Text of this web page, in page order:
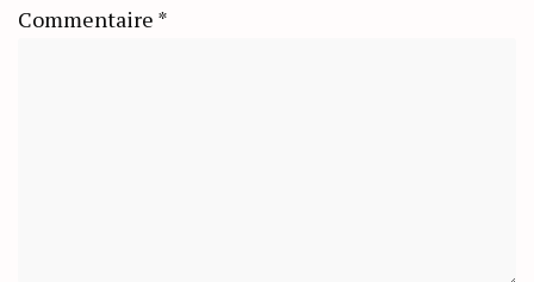
Commentaire *